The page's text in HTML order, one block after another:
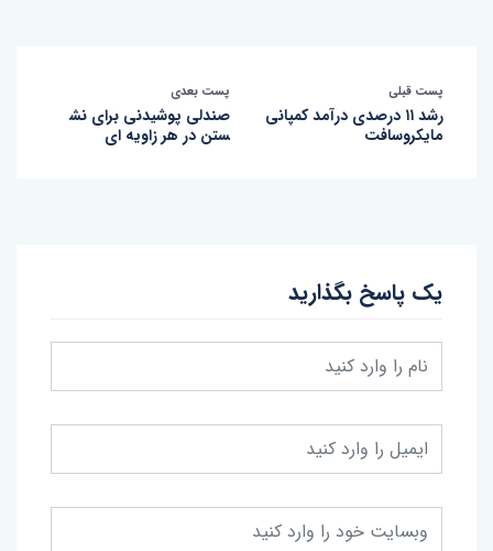
پست قبلی
رشد ۱۱ درصدی درآمد کمپانی
مایکروسافت
پست بعدی
صندلی پوشیدنی برای نش
ستن در هر زاویه ای
یک پاسخ بگذارید